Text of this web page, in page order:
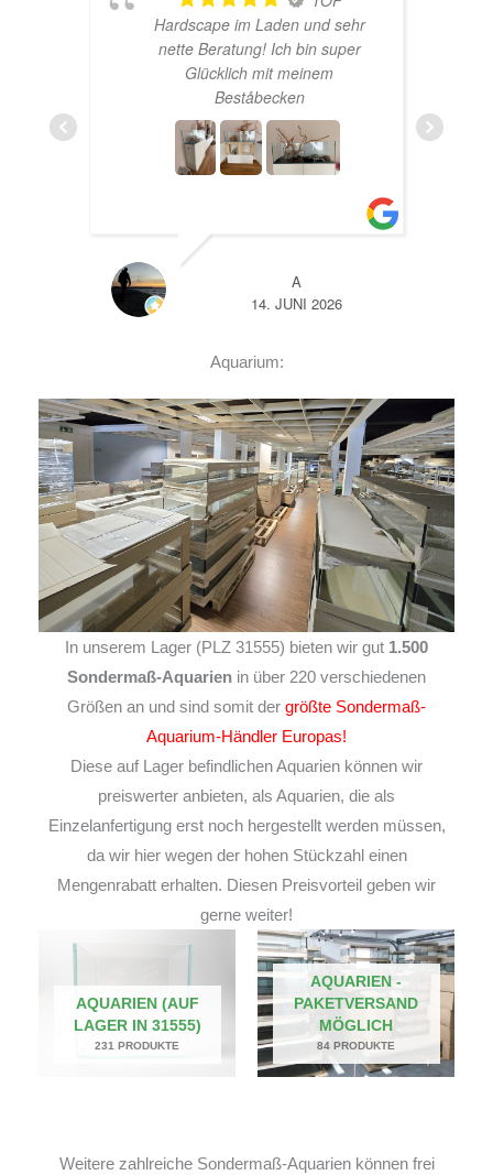
Hardscape im Laden und sehr
nette Beratung! Ich bin super
Glücklich mit meinem
Beståbecken
A
14. JUNI 2026
Aquarium:
In unserem Lager (PLZ 31555) bieten wir gut 1.500
Sondermaß-Aquarien in über 220 verschiedenen
Größen an und sind somit der größte Sondermaß-
Aquarium-Händler Europas!
Diese auf Lager befindlichen Aquarien können wir
preiswerter anbieten, als Aquarien, die als
Einzelanfertigung erst noch hergestellt werden müssen,
da wir hier wegen der hohen Stückzahl einen
Mengenrabatt erhalten. Diesen Preisvorteil geben wir
gerne weiter!
AQUARIEN (AUF
LAGER IN 31555)
231 PRODUKTE
AQUARIEN -
PAKETVERSAND
MÖGLICH
84 PRODUKTE
Weitere zahlreiche Sondermaß-Aquarien können frei